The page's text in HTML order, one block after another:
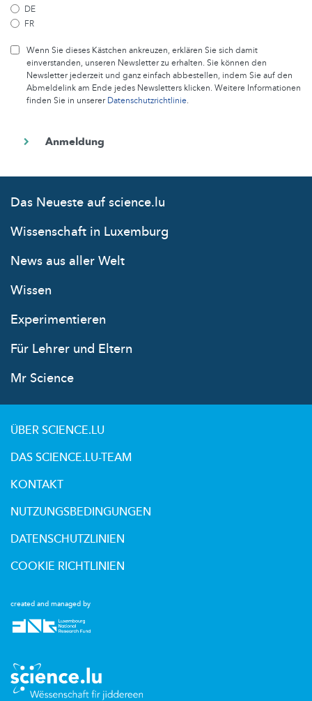
DE
FR
Wenn Sie dieses Kästchen ankreuzen, erklären Sie sich damit
einverstanden, unseren Newsletter zu erhalten. Sie können den
Newsletter jederzeit und ganz einfach abbestellen, indem Sie auf den
Abmeldelink am Ende jedes Newsletters klicken. Weitere Informationen
finden Sie in unsererDatenschutzrichtlinie.
Das Neueste auf science.lu
Wissenschaft in Luxemburg
News aus aller Welt
Wissen
Experimentieren
Für Lehrer und Eltern
Mr Science
created and managed by
ÜBER SCIENCE.LU
DAS SCIENCE.LU-TEAM
KONTAKT
NUTZUNGSBEDINGUNGEN
DATENSCHUTZLINIEN
COOKIE RICHTLINIEN